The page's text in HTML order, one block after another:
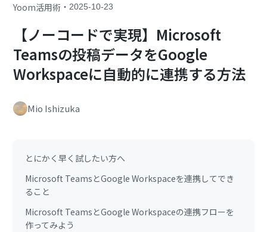
Yoom活用術 ・2025-10-23
【ノーコードで実現】Microsoft
Teamsの投稿データをGoogle
Workspaceに自動的に連携する方法
Mio Ishizuka
とにかく早く試したい方へ
Microsoft TeamsとGoogle Workspaceを連携してでき
ること
Microsoft TeamsとGoogle Workspaceの連携フローを
作ってみよう